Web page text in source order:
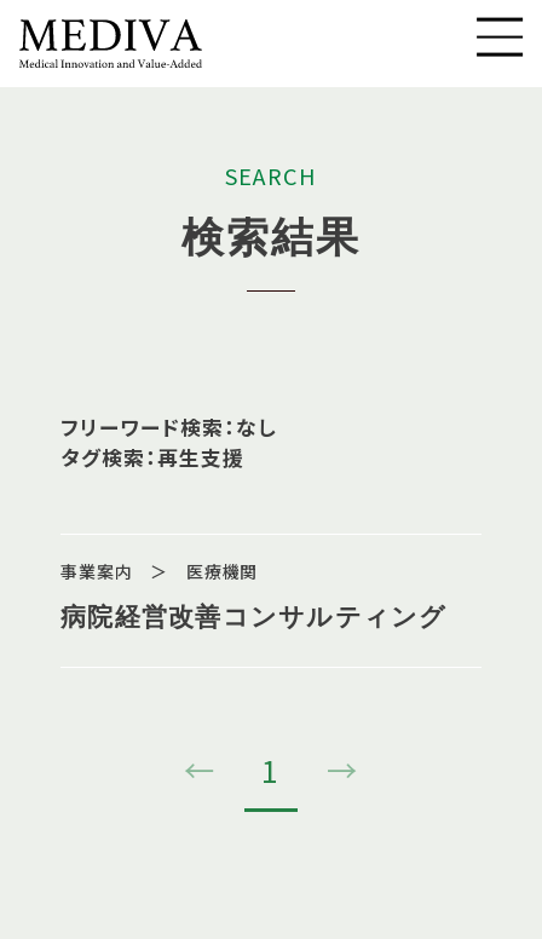
SEARCH
検索結果
フリーワード検索：なし
タグ検索：再生支援
事業案内 ＞ 医療機関
病院経営改善コンサルティング
← 1 →